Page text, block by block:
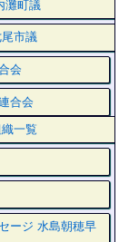
灘町議
市議
会
合会
一覧
ージ 水島朝穂早